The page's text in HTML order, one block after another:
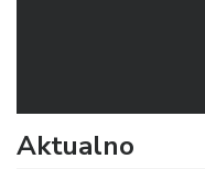
Aktualno